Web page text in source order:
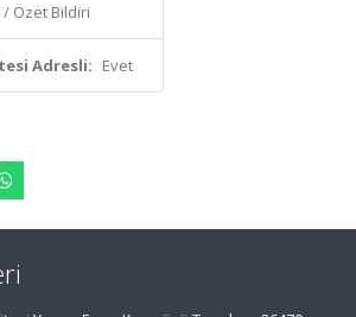
/ Özet Bildiri
Adresli: Evet